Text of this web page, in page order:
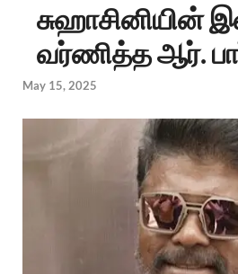
வர்ணித்த ஆர்.
May 15, 2025